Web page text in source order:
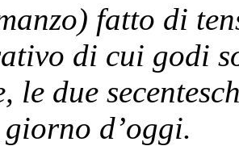
fatto di
di cui godi
le due
d’oggi.